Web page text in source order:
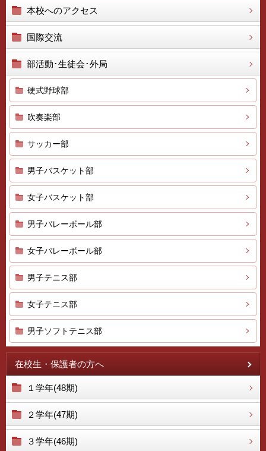
本校へのアクセス
国際交流
部活動･生徒会･外局
硬式野球部
吹奏楽部
サッカー部
男子バスケット部
女子バスケット部
男子バレーボール部
女子バレーボール部
男子テニス部
女子テニス部
男子ソフトテニス部
在校生・保護者の方へ
１学年(48期)
２学年(47期)
３学年(46期)